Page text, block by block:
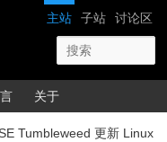
网站导航
主站 子站 讨论区
关于
Tumbleweed 更新 Linux